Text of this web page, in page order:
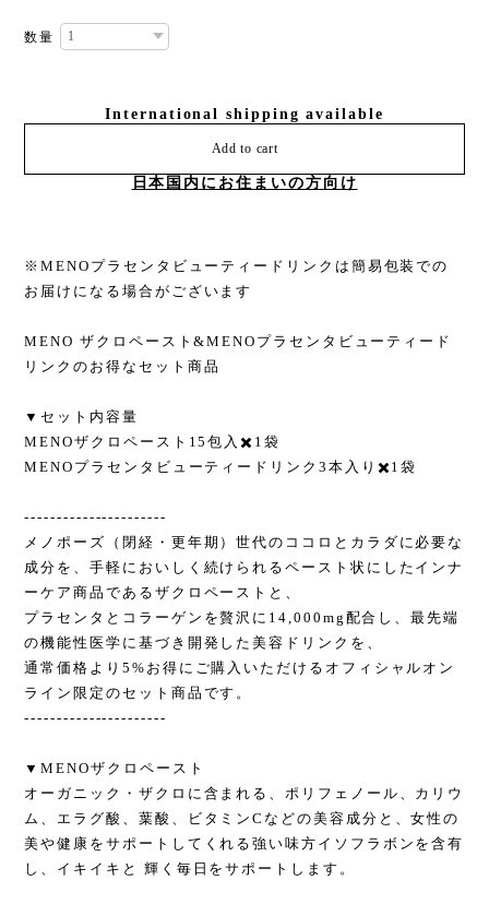
数量
International shipping available
Add to cart
日本国内にお住まいの方向け
※MENOプラセンタビューティードリンクは簡易包装での
お届けになる場合がございます
MENO ザクロペースト&MENOプラセンタビューティード
リンクのお得なセット商品
▼セット内容量
MENOザクロペースト15包入✖️1袋
MENOプラセンタビューティードリンク3本入り✖️1袋
----------------------
メノポーズ（閉経・更年期）世代のココロとカラダに必要な
成分を、手軽においしく続けられるペースト状にしたインナ
ーケア商品であるザクロペーストと、
プラセンタとコラーゲンを贅沢に14,000mg配合し、最先端
の機能性医学に基づき開発した美容ドリンクを、
通常価格より5%お得にご購入いただけるオフィシャルオン
ライン限定のセット商品です。
----------------------
▼MENOザクロペースト
オーガニック・ザクロに含まれる、ポリフェノール、カリウ
ム、エラグ酸、葉酸、ビタミンCなどの美容成分と、女性の
美や健康をサポートしてくれる強い味方イソフラボンを含有
し、イキイキと 輝く毎日をサポートします。